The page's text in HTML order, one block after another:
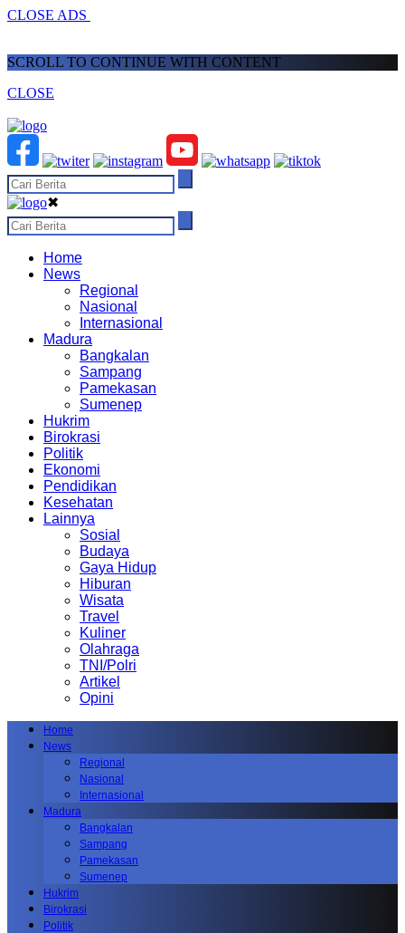
CLOSE ADS
SCROLL TO CONTINUE WITH CONTENT
CLOSE
✖
Home
News
Regional
Nasional
Internasional
Madura
Bangkalan
Sampang
Pamekasan
Sumenep
Hukrim
Birokrasi
Politik
Ekonomi
Pendidikan
Kesehatan
Lainnya
Sosial
Budaya
Gaya Hidup
Hiburan
Wisata
Travel
Kuliner
Olahraga
TNI/Polri
Artikel
Opini
Home
News
Regional
Nasional
Internasional
Madura
Bangkalan
Sampang
Pamekasan
Sumenep
Hukrim
Birokrasi
Politik